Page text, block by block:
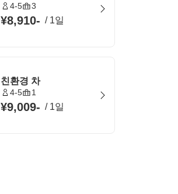
4-5 3
¥8,910- / 1일
친환경 차
4-5 1
¥9,009- / 1일